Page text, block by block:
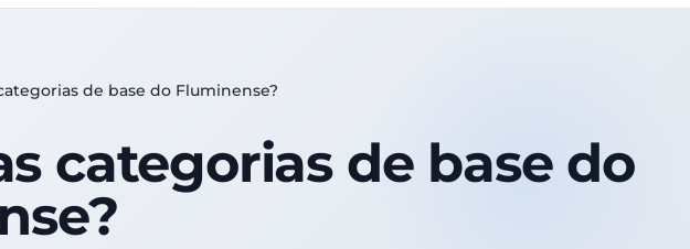
de base do Fluminense?
categorias de base do